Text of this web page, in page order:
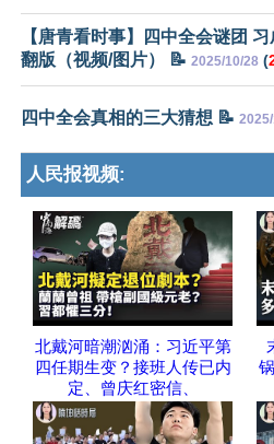
【唐青看时事】四中全会谜团
翻版（视频/图片） 📝 2025/10/28 (
四中全会真相的三大猜想 📝
人民报视频:
北戴河暗潮汹涌：习近平第
四任期生变？接班人传已内
定、曾庆红密信、